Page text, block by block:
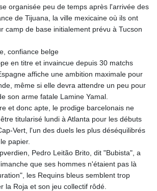
organisée peu de temps après l'arrivée des
de Tijuana, la ville mexicaine où ils ont
camp de base initialement prévu à Tucson
confiance belge
en titre et invaincue depuis 30 matchs
affiche une ambition maximale pour
même si elle devra attendre un peu pour
son arme fatale Lamine Yamal.
et donc apte, le prodige barcelonais ne
titularisé lundi à Atlanta pour les débuts
Vert, l'un des duels les plus déséquilibrés
papier.
Pedro Leitão Brito, dit "Bubista", a
que ses hommes n'étaient pas là
les Requins bleus semblent trop
la Roja et son jeu collectif rôdé.